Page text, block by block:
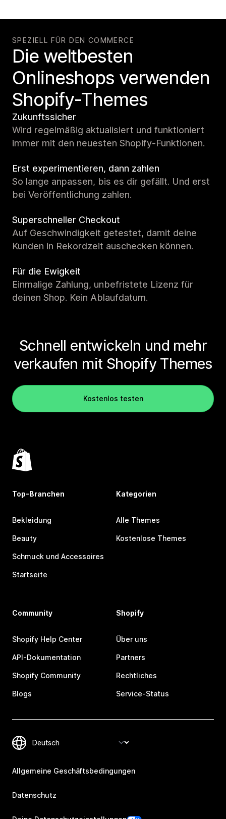
SPEZIELL FÜR DEN COMMERCE
Die weltbesten
Onlineshops verwenden
Shopify-Themes
Zukunftssicher
Wird regelmäßig aktualisiert und funktioniert
immer mit den neuesten Shopify-Funktionen.
Erst experimentieren, dann zahlen
So lange anpassen, bis es dir gefällt. Und erst
bei Veröffentlichung zahlen.
Superschneller Checkout
Auf Geschwindigkeit getestet, damit deine
Kunden in Rekordzeit auschecken können.
Für die Ewigkeit
Einmalige Zahlung, unbefristete Lizenz für
deinen Shop. Kein Ablaufdatum.
Schnell entwickeln und mehr
verkaufen mit Shopify Themes
Kostenlos testen
Top-Branchen
Bekleidung
Beauty
Schmuck und Accessoires
Startseite
Kategorien
Alle Themes
Kostenlose Themes
Community
Shopify Help Center
API-Dokumentation
Shopify Community
Blogs
Shopify
Über uns
Partners
Rechtliches
Service-Status
Allgemeine Geschäftsbedingungen
Datenschutz